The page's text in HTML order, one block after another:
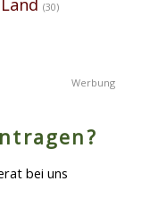
(30)
bei uns